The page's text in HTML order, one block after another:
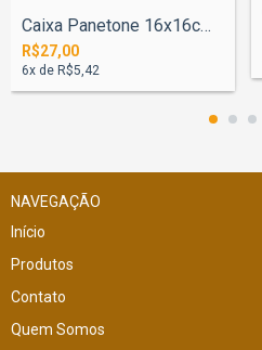
Caixa Panetone 16x16cm Tampa Neve Feliz...
R$27,00
6x de R$5,42
NAVEGAÇÃO
Início
Produtos
Contato
Quem Somos